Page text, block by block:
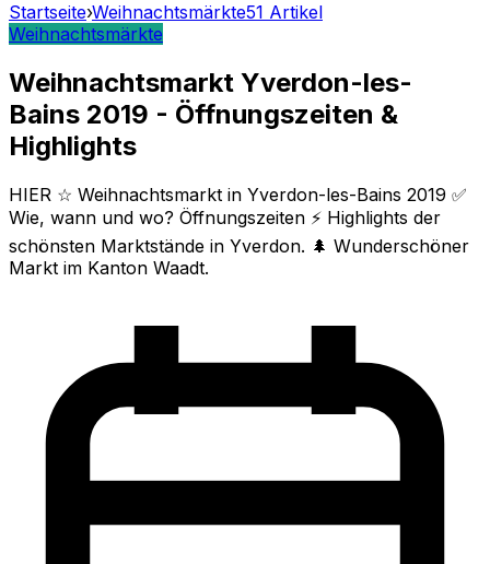
Startseite›Weihnachtsmärkte51 Artikel
Weihnachtsmärkte
Weihnachtsmarkt Yverdon-les-
Bains 2019 - Öffnungszeiten &
Highlights
HIER ☆ Weihnachtsmarkt in Yverdon-les-Bains 2019 ✅
Wie, wann und wo? Öffnungszeiten ⚡ Highlights der
schönsten Marktstände in Yverdon. 🌲 Wunderschöner
Markt im Kanton Waadt.